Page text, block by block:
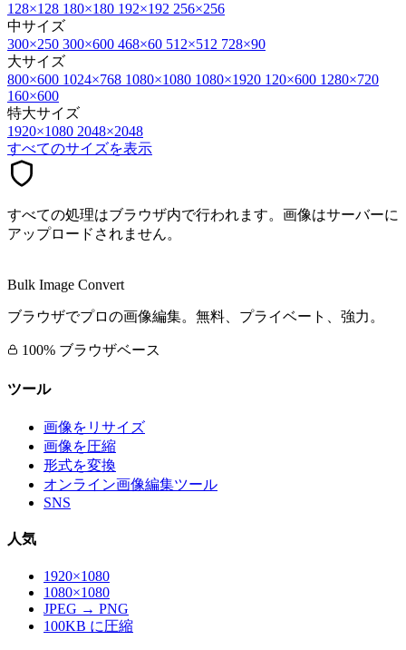
128×128 180×180 192×192 256×256
中サイズ
300×250 300×600 468×60 512×512 728×90
大サイズ
800×600 1024×768 1080×1080 1080×1920 120×600 1280×720
160×600
特大サイズ
1920×1080 2048×2048
すべてのサイズを表示
すべての処理はブラウザ内で行われます。画像はサーバーに
アップロードされません。
Bulk Image Convert
ブラウザでプロの画像編集。無料、プライベート、強力。
100% ブラウザベース
ツール
画像をリサイズ
画像を圧縮
形式を変換
オンライン画像編集ツール
SNS
人気
1920×1080
1080×1080
JPEG → PNG
100KB に圧縮